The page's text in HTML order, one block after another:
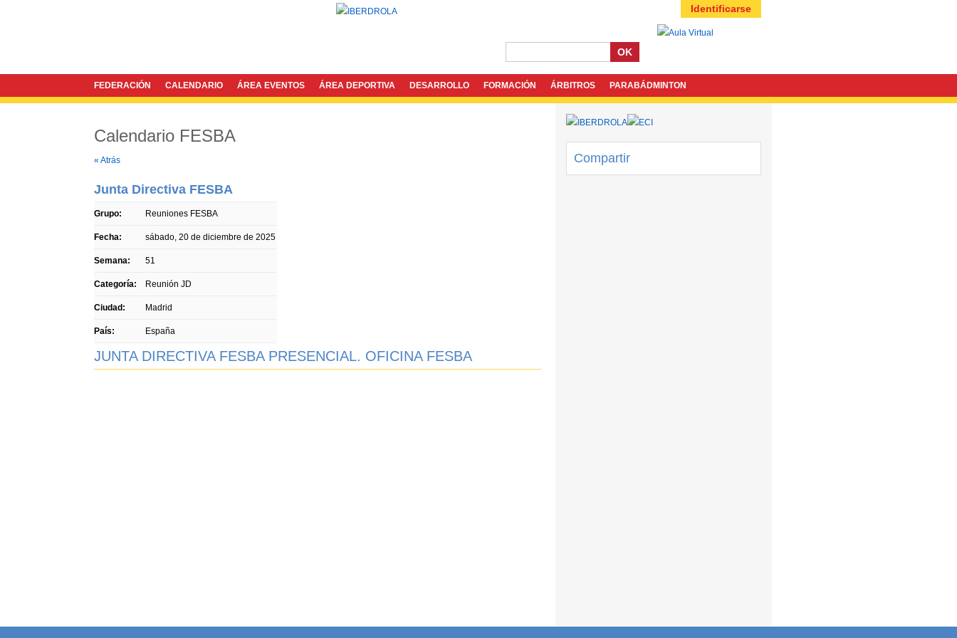
Identificarse
OK
FEDERACIÓN CALENDARIO ÁREA EVENTOS ÁREA DEPORTIVA DESARROLLO FORMACIÓN ÁRBITROS PARABÁDMINTON
Calendario FESBA
« Atrás
Junta Directiva FESBA
Grupo: Reuniones FESBA
Fecha: sábado, 20 de diciembre de 2025
Semana: 51
Categoría: Reunión JD
Ciudad: Madrid
País: España
JUNTA DIRECTIVA FESBA PRESENCIAL. OFICINA FESBA
Compartir